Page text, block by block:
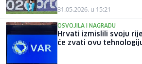
31.05.2026. u 15:21
OSVOJILA I NAGRADU
Hrvati izmislili svoju
će zvati ovu